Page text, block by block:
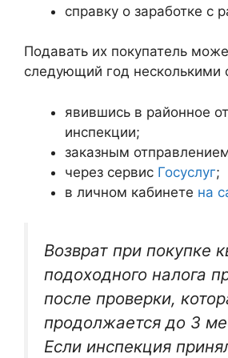
справку о заработке с
Подавать их покупатель
следующий год несколькими
явившись в районное
инспекции;
заказным
через сервис Госуслуг;
в личном кабинете на
Возврат при покупке
подоходного налога
после проверки,
продолжается до 3
Если инспекция